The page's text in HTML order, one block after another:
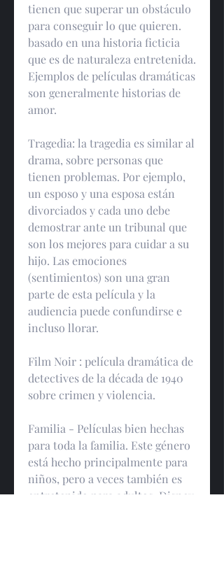
tienen que superar un obstáculo
para conseguir lo que quieren.
basado en una historia ficticia
que es de naturaleza entretenida.
Ejemplos de películas dramáticas
son generalmente historias de
amor.
Tragedia: la tragedia es similar al
drama, sobre personas que
tienen problemas. Por ejemplo,
un esposo y una esposa están
divorciados y cada uno debe
demostrar ante un tribunal que
son los mejores para cuidar a su
hijo. Las emociones
(sentimientos) son una gran
parte de esta película y la
audiencia puede confundirse e
incluso llorar.
Film Noir : película dramática de
detectives de la década de 1940
sobre crimen y violencia.
Familia - Películas bien hechas
para toda la familia. Este género
está hecho principalmente para
niños, pero a veces también es
entretenido para adultos. Disney